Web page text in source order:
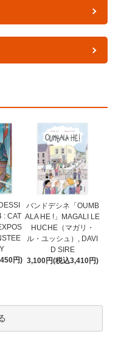
: CAT
円)
バンドデシネ「OUMB
ALA HE !」MAGALI LE
HUCHE（マガリ・
ル・ユッシュ）, DAVI
D SIRE
3,100円(税込3,410円)